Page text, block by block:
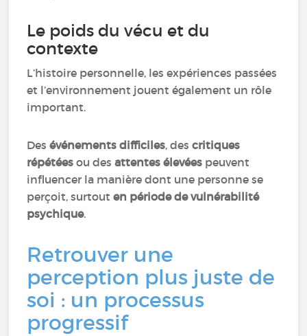
Le poids du vécu et du
contexte
L’histoire personnelle, les expériences passées
et l’environnement jouent également un rôle
important.
Desévénements difficiles, descritiques
répétées ou desattentes élevées peuvent
influencer la manière dont une personne se
perçoit, surtouten période de vulnérabilité
psychique.
Retrouver une
perception plus juste de
soi : un processus
progressif